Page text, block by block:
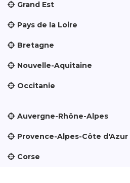
Grand Est
Pays de la Loire
Bretagne
Nouvelle-Aquitaine
Occitanie
Auvergne-Rhône-Alpes
Provence-Alpes-Côte d'Azur
Corse